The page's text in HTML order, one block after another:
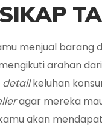
menjual barang
arahan dari
detailkeluhan
agar mereka
akan